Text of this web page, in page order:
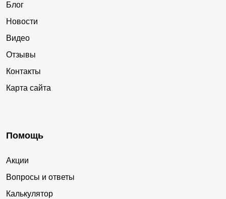
Блог
Новости
Видео
Отзывы
Контакты
Карта сайта
Помощь
Акции
Вопросы и ответы
Калькулятор